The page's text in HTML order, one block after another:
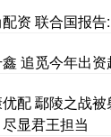
资 联合国报告
鑫 追觅今年出
配 鄢陵之战
显君王担当